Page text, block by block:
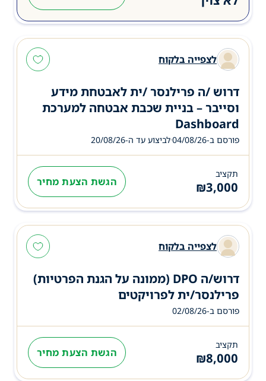
לצפייה בלקוח
דרוש /ה פרילנסר /ית לאבטחת מידע
וסייבר – בניית שכבת אבטחה למערכת
Dashboard
פורסם ב-04/08/26 לביצוע עד ה-20/08/26
תקציב
₪3,000 הגשת הצעת מחיר
לצפייה בלקוח
דרוש/ה DPO (ממונה על הגנת הפרטיות)
פרילנסר/ית לפרויקטים
פורסם ב-02/08/26
תקציב
₪8,000 הגשת הצעת מחיר